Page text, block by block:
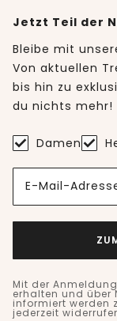
Jetzt Teil der
Bleibe mit
Von aktuellen
bis hin zu
du nichts mehr!
Damen
E-Mail-
Mit der
erhalten und über
informiert werden
jederzeit